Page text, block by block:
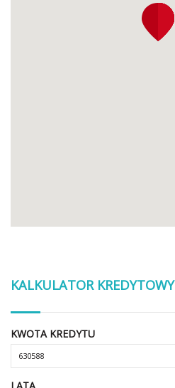
KALKULATOR KREDYTOWY
KWOTA KREDYTU
LATA